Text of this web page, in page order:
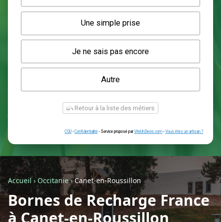
Une wallbox en triphasé (22kW)
Une wallbox en monophasé (7kW)
Une prise renforcée (type greenup)
Une simple prise
Je ne sais pas encore
Autre
Retour à la liste des métiers
Accueil› Occitanie›Canet-en-Roussillon
Bornes de Recharge France